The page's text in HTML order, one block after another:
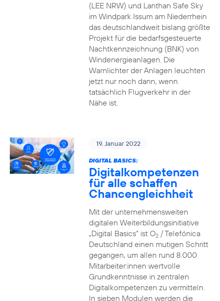
(LEE NRW) und Lanthan Safe Sky
im Windpark Issum am Niederrhein
das deutschlandweit bislang größte
Projekt für die bedarfsgesteuerte
Nachtkennzeichnung (BNK) von
Windenergieanlagen. Die
Warnlichter der Anlagen leuchten
jetzt nur noch dann, wenn
tatsächlich Flugverkehr in der
Nähe ist.
19. Januar 2022
DIGITAL BASICS:
Digitalkompetenzen
für alle schaffen
Chancengleichheit
Mit der unternehmensweiten
digitalen Weiterbildungsinitiative
„Digital Basics“ ist O2/ Telefónica
Deutschland einen mutigen Schritt
gegangen, um allen rund 8.000
Mitarbeiter:innen wertvolle
Grundkenntnisse in zentralen
Digitalkompetenzen zu vermitteln.
In sieben Modulen werden die